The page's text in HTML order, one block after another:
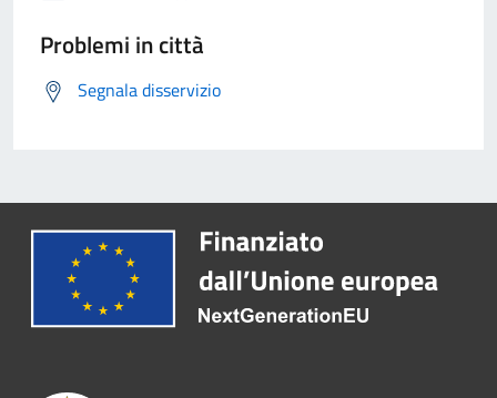
Problemi in città
Segnala disservizio